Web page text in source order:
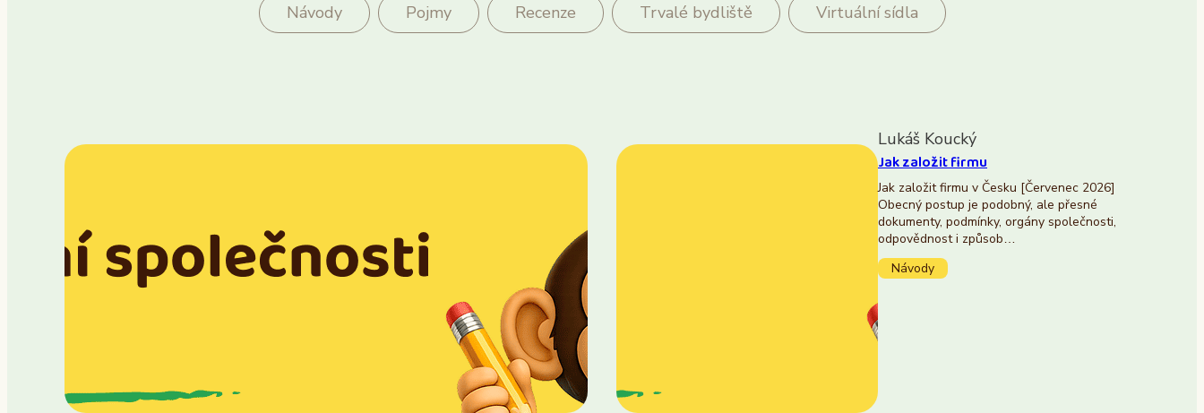
Návody Pojmy Recenze Trvalé bydliště Virtuální sídla
Lukáš Koucký
Jak založit firmu
Jak založit firmu v Česku [Červenec 2026]
Obecný postup je podobný, ale přesné
dokumenty, podmínky, orgány společnosti,
odpovědnost i způsob…
Návody